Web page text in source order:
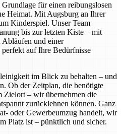
für einen reibungslosen
Heimat. Mit Augsburg an Ihrer
Kinderspiel. Unser Team
bis zur letzten Kiste – mit
Abläufen und einer
auf Ihre Bedürfnisse
im Blick zu behalten – und
Ob der Zeitplan, die benötigte
Zielort – wir übernehmen die
zurücklehnen können. Ganz
oder Gewerbeumzug handelt, wir
Platz ist – pünktlich und sicher.